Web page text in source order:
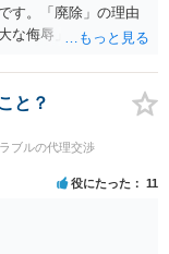
す。「廃除」の理由
な侮辱」を受けた
弁護士に具体的な事
法律相談を受けるこ
と？
ブルの代理交渉
役にたった 11